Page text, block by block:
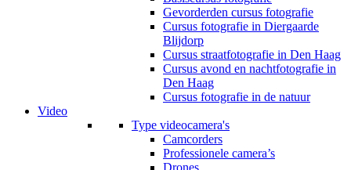
Gevorderden cursus fotografie
Cursus fotografie in Diergaarde
Blijdorp
Cursus straatfotografie in Den Haag
Cursus avond en nachtfotografie in
Den Haag
Cursus fotografie in de natuur
Video
Type videocamera's
Camcorders
Professionele camera’s
Drones